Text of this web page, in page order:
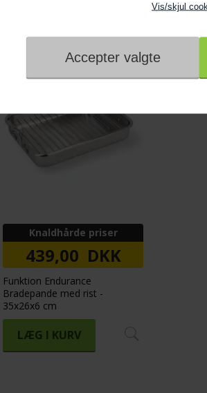
Vis/skjul
Knaldhårde priser
439,00 DKK
Funktion Endurance
Bradepande med rist -
35x26x6 cm
LÆG I KURV